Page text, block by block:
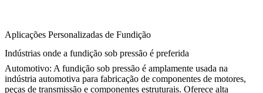
Aplicações Personalizadas de Fundição
Indústrias onde a fundição sob pressão é preferida
Automotivo: A fundição sob pressão é amplamente usada na
indústria automotiva para fabricação de componentes de motores,
peças de transmissão e componentes estruturais. Oferece alta